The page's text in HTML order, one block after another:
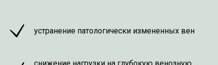
устранение патологически измененных вен
снижение нагрузки на глубокую венозную